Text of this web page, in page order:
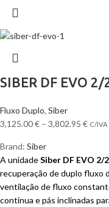
SIBER DF EVO
Fluxo Duplo, Siber
3,125.00€ – 3,802.95 € C/IVA
Brand: Siber
A unidadeSiber DF EVO 2/
recuperação de duplo fluxo
ventilação de fluxo
contínua e pás inclinadas